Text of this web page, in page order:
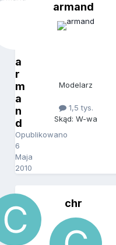
a
r
m
a
n
d
Opublikowano
6
Maja
2010
armand
Modelarz
1,5 tys.
Skąd: W-wa
chr